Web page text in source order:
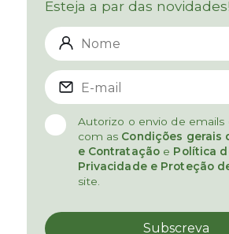
Esteja a par das novidades!
Autorizo o envio de emails
com as Condições gerais
e Contratação e Política
Privacidade e Proteção
site.